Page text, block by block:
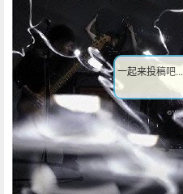
一起来投稿吧...